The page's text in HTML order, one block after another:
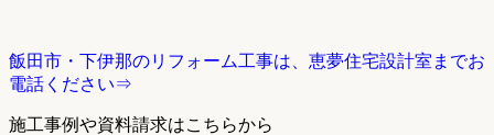
飯田市・下伊那のリフォーム工事は、恵夢住宅設計室までお
電話ください⇒
施工事例や資料請求はこちらから